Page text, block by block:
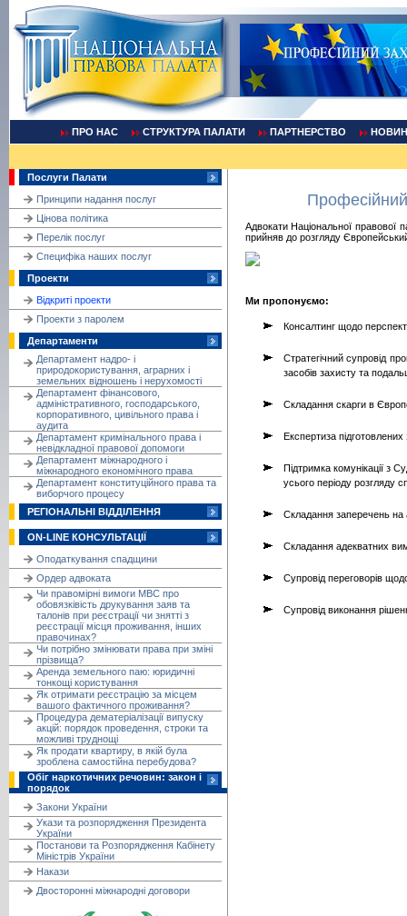
ПРО НАС СТРУКТУРА ПАЛАТИ ПАРТНЕРСТВО
Послуги Палати
Принципи надання послуг
Цінова політика
Перелік послуг
Cпецифіка наших послуг
Проекти
Відкриті проекти
Проекти з паролем
Департаменти
Департамент надро- і
природокористування, аграрних і
земельних відношень і нерухомості
Департамент фінансового,
адміністративного, господарського,
корпоративного, цивільного права і
аудита
Департамент кримінального права і
невідкладної правової допомоги
Департамент міжнародного і
міжнародного економічного права
Департамент конституційного права та
виборчого процесу
РЕГІОНАЛЬНІ ВІДДІЛЕННЯ
ON-LINE КОНСУЛЬТАЦІЇ
Оподаткування спадщини
Ордер адвоката
Чи правомірні вимоги МВС про
обовязківість друкування заяв та
талонів при реєстрації чи знятті з
реєстрації місця проживання, інших
правочинах?
Чи потрібно змінювати права при зміні
прізвища?
Аренда земельного паю: юридичні
тонкощі користування
Як отримати реєстрацію за місцем
вашого фактичного проживання?
Процедура дематеріалізації випуску
акцій: порядок проведення, строки та
можливі труднощі
Як продати квартиру, в якій була
зроблена самостійна перебудова?
Обіг наркотичних речовин: закон і
порядок
Закони України
Укази та розпорядження Президента
України
Постанови та Розпорядження Кабінету
Міністрів України
Накази
Двосторонні міжнародні договори
Адвокати Національної правової
прийняв до розгляду
Ми пропонуємо:
Консалтинг щодо
Стратегічний супровід
засобів захисту та
Складання скарги в
Експертиза
Підтримка комунікації з
усього періоду розгляду
Складання заперечень на
Складання адекватних
Супровід переговорів
Супровід виконання